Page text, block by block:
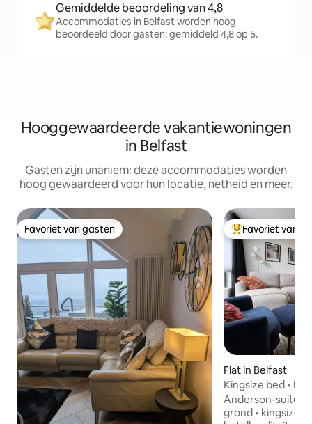
Gemiddelde beoordeling van 4,8
Accommodaties in Belfast worden hoog
beoordeeld door gasten: gemiddeld 4,8 op 5.
Hooggewaardeerde vakantiewoningen
in Belfast
Gasten zijn unaniem: deze accommodaties worden
hoog gewaardeerd voor hun locatie, netheid en meer.
Favoriet van gasten
Favoriet van gasten Topfavoriet van
Favoriet van
Flat in Belfast
Kingsize bed •
RVH en het
Anderson-suite Eigen ingang • begane
grond • kingsize